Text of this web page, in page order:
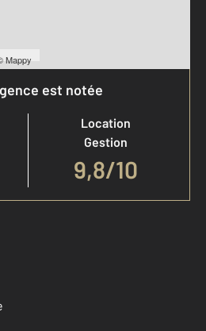
Mappy
est notée
Location
Gestion
9,8/10